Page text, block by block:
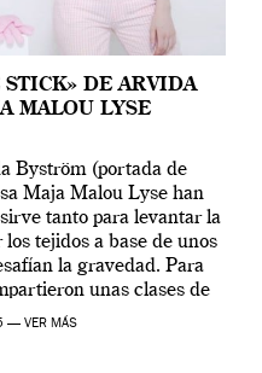
DE ARVIDA
MALOU LYSE
Byström (portada de
Maja Malou Lyse han
tanto para levantar la
tejidos a base de unos
la gravedad. Para
unas clases de
Tate […]
— VER MÁS